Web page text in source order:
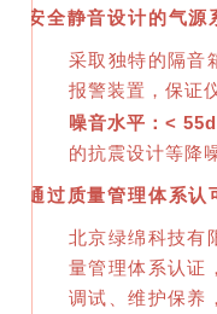
安全静音设计的气源
采取独特的隔音
报警装置，保证
噪音水平：<
的抗震设计等降
通过质量管理体系认
北京绿绵科技有
量管理体系认证
调试、维护保养